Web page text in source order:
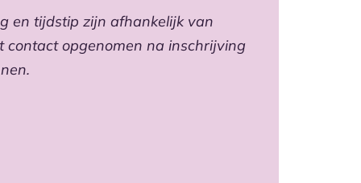
en tijdstip zijn afhankelijk van
contact opgenomen na inschrijving